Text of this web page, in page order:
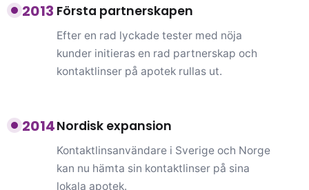
2013 Första partnerskapen
Efter en rad lyckade tester med nöja
kunder initieras en rad partnerskap och
kontaktlinser på apotek rullas ut.
2014Nordisk expansion
Kontaktlinsanvändare i Sverige och Norge
kan nu hämta sin kontaktlinser på sina
lokala apotek.